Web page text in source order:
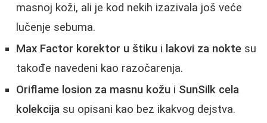
masnoj koži, ali je kod nekih izazivala još veće
lučenje sebuma.
Max Factor korektor u štiku i lakovi za nokte su
takođe navedeni kao razočarenja.
Oriflame losion za masnu kožu i SunSilk cela
kolekcija su opisani kao bez ikakvog dejstva.